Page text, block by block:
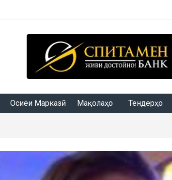
Осиёи Марказӣ Мақолаҳо Тендерҳо